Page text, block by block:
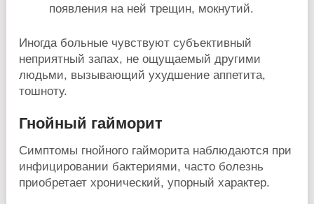
появления на ней трещин, мокнутий.
Иногда больные чувствуют субъективный
неприятный запах, не ощущаемый другими
людьми, вызывающий ухудшение аппетита,
тошноту.
Гнойный гайморит
Симптомы гнойного гайморита наблюдаются при
инфицировании бактериями, часто болезнь
приобретает хронический, упорный характер.